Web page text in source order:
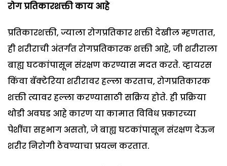
रोग प्रतिकारशक्ती काय आहे
प्रतिकारशक्ती, ज्याला रोगप्रतिकार शक्ती देखील म्हणतात,
ही शरीराची अंतर्गत रोगप्रतिकारक शक्ती आहे, जी शरीराला
बाह्य घटकांपासून संरक्षण करण्यास मदत करते. व्हायरस
किंवा बॅक्टेरिया शरीरावर हल्ला करताच, रोगप्रतिकारक
शक्ती त्यावर हल्ला करण्यासाठी सक्रिय होते. ही प्रक्रिया
थोडी अवघड आहे कारण या कामात विविध प्रकारच्या
पेशींचा सहभाग असतो, जे बाह्य घटकांपासून संरक्षण देऊन
शरीर निरोगी ठेवण्याचा प्रयत्न करतात.